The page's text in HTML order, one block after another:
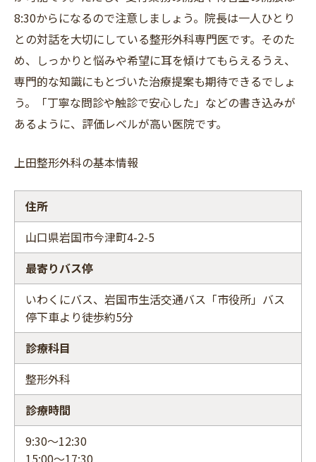
8:30からになるので注意しましょう。院長は一人ひとり
との対話を大切にしている整形外科専門医です。そのた
め、しっかりと悩みや希望に耳を傾けてもらえるうえ、
専門的な知識にもとづいた治療提案も期待できるでしょ
う。「丁寧な問診や触診で安心した」などの書き込みが
あるように、評価レベルが高い医院です。
上田整形外科の基本情報
住所
山口県岩国市今津町4-2-5
最寄りバス停
いわくにバス、岩国市生活交通バス「市役所」バス
停下車より徒歩約5分
診療科目
整形外科
診療時間
9:30～12:30